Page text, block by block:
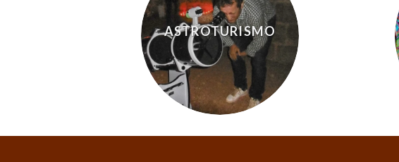
ASTROTURISMO